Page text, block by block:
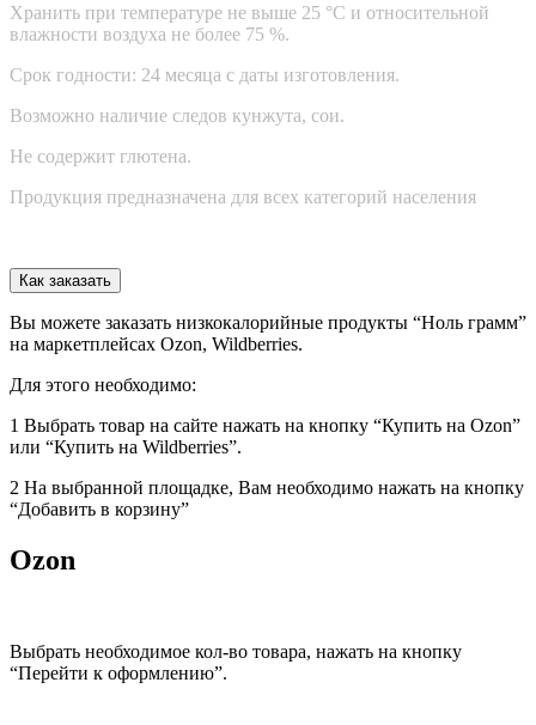
Хранить при температуре не выше 25 °С и относительной
влажности воздуха не более 75 %.
Срок годности: 24 месяца с даты изготовления.
Возможно наличие следов кунжута, сои.
Не содержит глютена.
Продукция предназначена для всех категорий населения
Как заказать
Вы можете заказать низкокалорийные продукты “Ноль грамм”
на маркетплейсах Ozon, Wildberries.
Для этого необходимо:
1 Выбрать товар на сайте нажать на кнопку “Купить на Ozon”
или “Купить на Wildberries”.
2 На выбранной площадке, Вам необходимо нажать на кнопку
“Добавить в корзину”
Ozon
Выбрать необходимое кол-во товара, нажать на кнопку
“Перейти к оформлению”.